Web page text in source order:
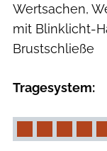
Wertsachen,
mit Blinklicht-
Brustschließe
Tragesystem: